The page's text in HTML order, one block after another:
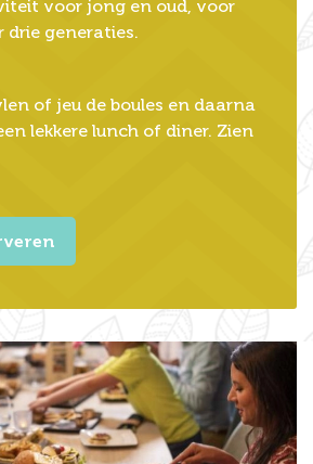
voor jong en oud, voor
drie generaties.
of jeu de boules en daarna
lekkere lunch of diner. Zien